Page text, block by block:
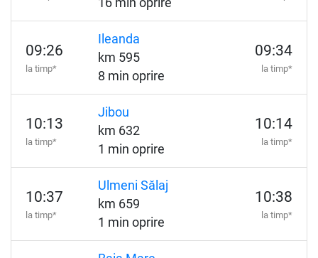
16 min oprire
09:26
la timp*
Ileanda
km 595
8 min oprire
09:34
la timp*
10:13
la timp*
Jibou
km 632
1 min oprire
10:14
la timp*
10:37
la timp*
Ulmeni Sălaj
km 659
1 min oprire
10:38
la timp*